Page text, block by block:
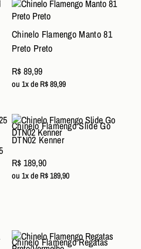
Chinelo Flamengo Manto 81
Preto Preto
R$ 89,99
ou 1x de R$ 89,99
Chinelo Flamengo Slide Go
DTN02 Kenner
R$ 189,90
ou 1x de R$ 189,90
Chinelo Flamengo Regatas